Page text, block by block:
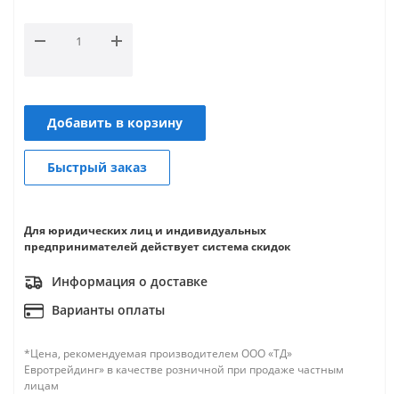
Добавить в корзину
Быстрый заказ
Для юридических лиц и индивидуальных
предпринимателей действует система скидок
Информация о доставке
Варианты оплаты
*Цена, рекомендуемая производителем ООО «ТД»
Евротрейдинг» в качестве розничной при продаже частным
лицам